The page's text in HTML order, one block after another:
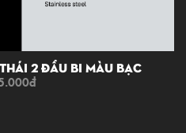
2 Đầu Bi Màu Bạc
đ